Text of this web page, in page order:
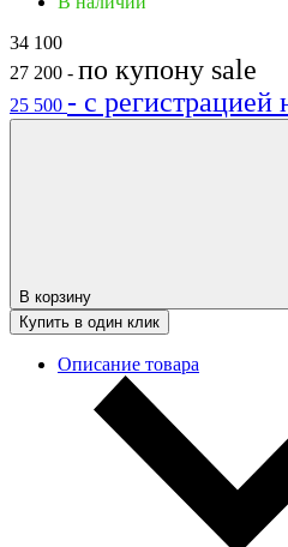
34 100
27 200 - по купону sale
25 500 - с регистрацией
В корзину
Купить в один клик
Описание товара